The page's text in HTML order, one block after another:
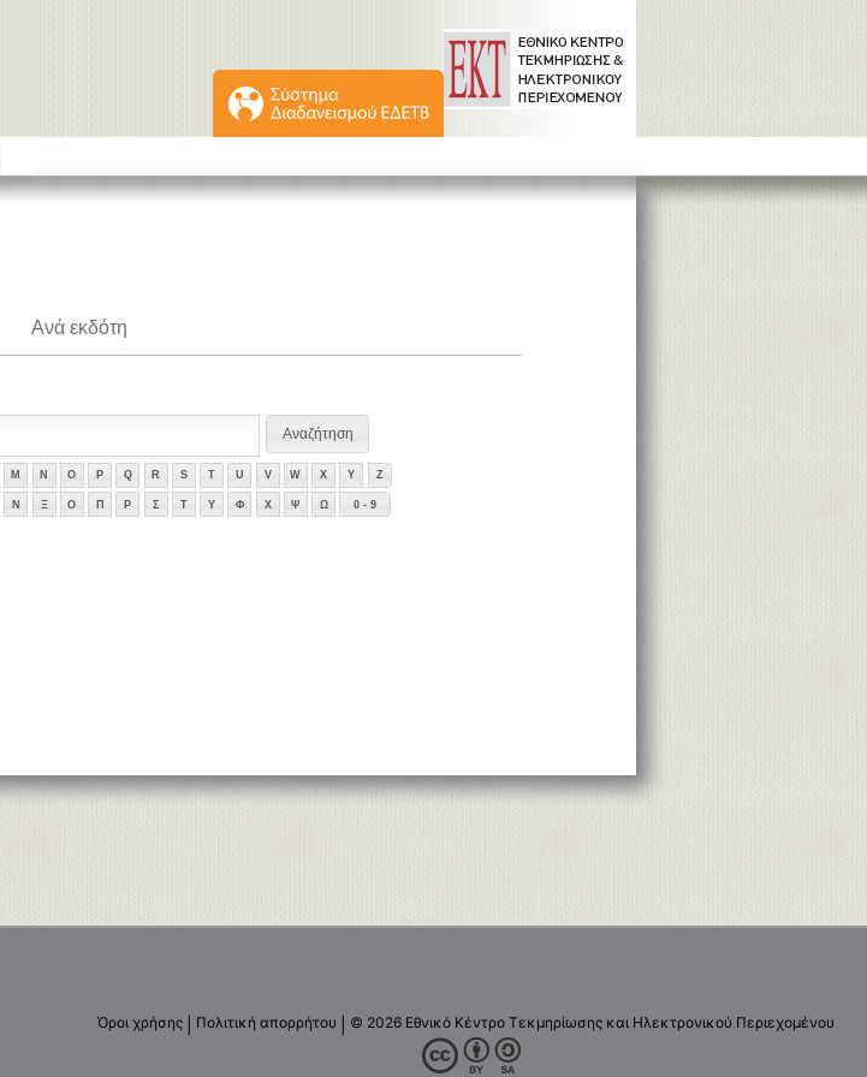
Ανά εκδότη
M N O P Q R S T U V W X Y Z
Ν Ξ Ο Π Ρ Σ Τ Υ Φ Χ Ψ Ω 0 - 9